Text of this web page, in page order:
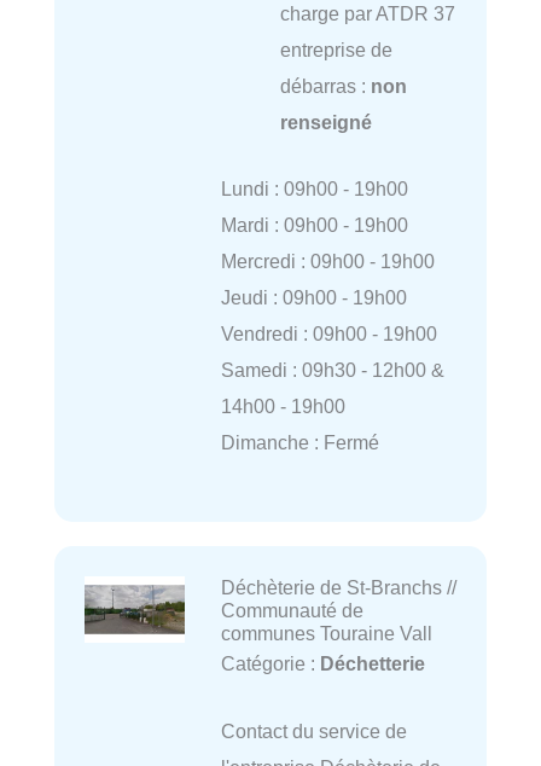
charge par ATDR 37
entreprise de
débarras : non
renseigné
Lundi : 09h00 - 19h00
Mardi : 09h00 - 19h00
Mercredi : 09h00 - 19h00
Jeudi : 09h00 - 19h00
Vendredi : 09h00 - 19h00
Samedi : 09h30 - 12h00 &
14h00 - 19h00
Dimanche : Fermé
Déchèterie de St-Branchs //
Communauté de
communes Touraine Vall
Catégorie : Déchetterie
Contact du service de